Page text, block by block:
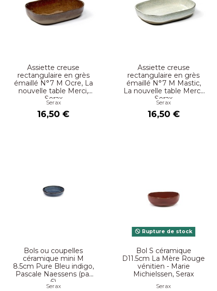
Assiette creuse
rectangulaire en grès
émaillé N°7 M Ocre, La
nouvelle table Merci,
Serax
Serax
16,50 €
Assiette creuse
rectangulaire en grès
émaillé N°7 M Mastic,
La nouvelle table Merci,
Serax
Serax
16,50 €
Bols ou coupelles
céramique mini M
8.5cm Pure Bleu indigo,
Pascale Naessens (par
6)
Serax
Rupture de stock
Bol S céramique
D11.5cm La Mère Rouge
vénitien - Marie
Michielssen, Serax
Serax